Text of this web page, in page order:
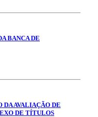
BANCA DE
DA AVALIAÇÃO DE
DE TÍTULOS